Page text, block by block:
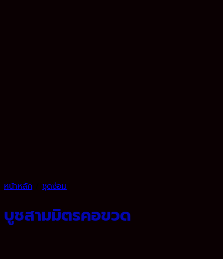
หน้าหลัก ชุดซ่อม
บูชสามมิตรคอขวด